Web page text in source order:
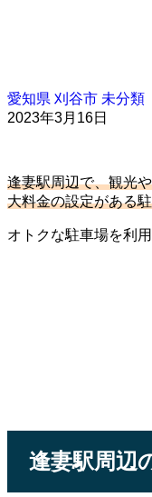
愛知県 刈谷市 未分類
2023年3月16日
逢妻駅周辺で、観光
大料金の設定がある
オトクな駐車場を利
逢妻駅周辺